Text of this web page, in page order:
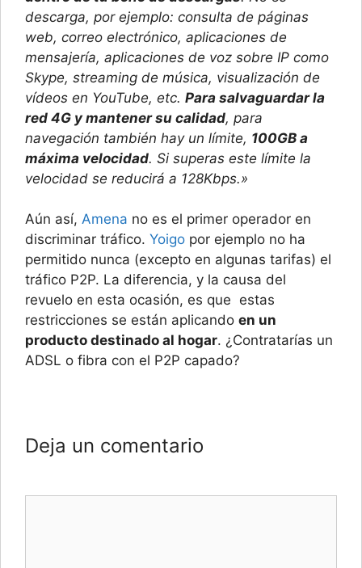
descarga, por ejemplo: consulta de páginas
web, correo electrónico, aplicaciones de
mensajería, aplicaciones de voz sobre IP como
Skype, streaming de música, visualización de
vídeos en YouTube, etc. Para salvaguardar la
red 4G y mantener su calidad, para
navegación también hay un límite, 100GB a
máxima velocidad. Si superas este límite la
velocidad se reducirá a 128Kbps.»
Aún así, Amena no es el primer operador en
discriminar tráfico. Yoigo por ejemplo no ha
permitido nunca (excepto en algunas tarifas) el
tráfico P2P. La diferencia, y la causa del
revuelo en esta ocasión, es que estas
restricciones se están aplicando en un
producto destinado al hogar. ¿Contratarías un
ADSL o fibra con el P2P capado?
Deja un comentario